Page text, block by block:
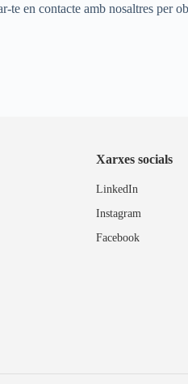
te en contacte amb nosaltres per
Xarxes socials
LinkedIn
Instagram
Facebook